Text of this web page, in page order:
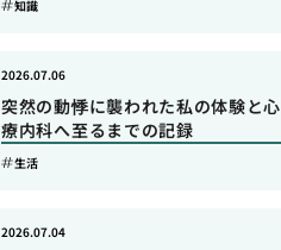
知識
突然の動悸に襲われた私の体験と心
療内科へ至るまでの記録
2026.07.06
生活
2026.07.04